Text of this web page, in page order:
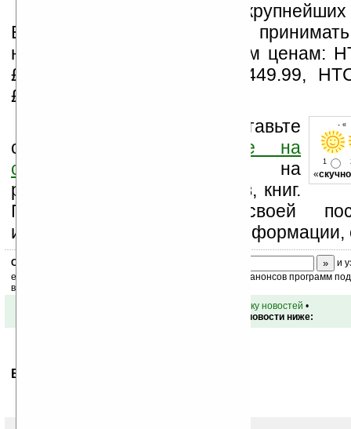
. Один из
Европе
начал
новинки НТС по следующим ценам:
£399.99, HTC Desire — £449.99,
£349.99.
- «
1
«скучно
Оцените новость и оставьте
свой комментарий
ниже на
странице
на
рассылку новостей, файлов, книг.
Поддержите Ладошки своей
изучением коммерческой
Скоро
и
ежедневный или еженедельный дайджест новостей, анонсов программ
ваш почтовый ящик.
вернуться к списку новостей •
Обсуждение этой новости ниже:
Ваше мнение будет первым.